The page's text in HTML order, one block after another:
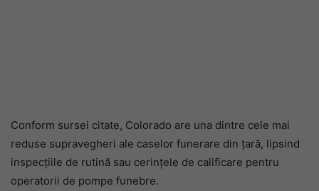
Conform sursei citate, Colorado are una dintre cele mai
reduse supravegheri ale caselor funerare din țară, lipsind
inspecțiile de rutină sau cerințele de calificare pentru
operatorii de pompe funebre.